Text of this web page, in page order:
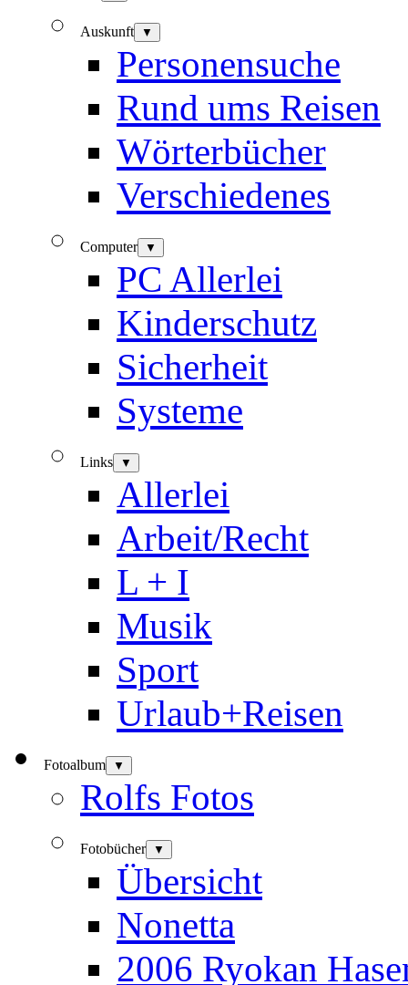
Auskunft ▼
Personensuche
Rund ums Reisen
Wörterbücher
Verschiedenes
Computer ▼
PC Allerlei
Kinderschutz
Sicherheit
Systeme
Links ▼
Allerlei
Arbeit/Recht
L + I
Musik
Sport
Urlaub+Reisen
Fotoalbum ▼
Rolfs Fotos
Fotobücher ▼
Übersicht
Nonetta
2006 Ryokan